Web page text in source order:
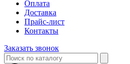
Оплата
Доставка
Прайс-лист
Контакты
Заказать звонок